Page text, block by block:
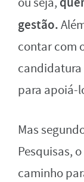
gestão.
contar com
candidatura
para apoiá-
Mas
Pesquisas,
caminho